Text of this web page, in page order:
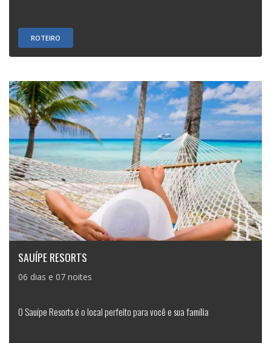
ROTEIRO
SAUÍPE RESORTS
06 dias e 07 noites
O Sauípe Resorts é o local perfeito para você e sua família